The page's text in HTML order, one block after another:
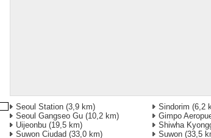
Seoul Station (3,9 km) Sindorim (6,2
Seoul Gangseo Gu (10,2 km) Gimpo
Uijeonbu (19,5 km) Shiwha
Suwon Ciudad (33,0 km) Suwon (33,5